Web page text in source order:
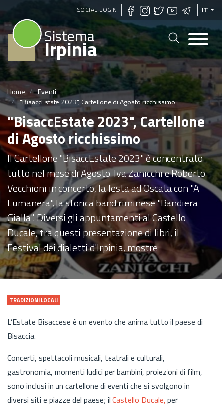
Salta
al
contenuto
principale
SOCIAL LOGIN IT
Sistema
Irpinia
Home
Eventi
"BisaccEstate 2023", Cartellone di Agosto ricchissimo
"BisaccEstate 2023", Cartellone
di Agosto ricchissimo
Il Cartellone "BisaccEstate 2023" è concentrato
tutto nel mese di Agosto. Iva Zanicchi e Roberto
Vecchioni in concerto, la festa ad Oscata con "A
Lumanera", la storica band riminese "Bandiera
Gialla". Diversi gli appuntamenti al Castello
Ducale, tra questi presentazione di libri, il
Festival dei dialetti d'Irpinia, mostre
TRADIZIONI LOCALI
L’Estate Bisaccese è un evento che anima tutto il paese di
Bisaccia.
Concerti, spettacoli musicali, teatrali e culturali,
gastronomia, momenti ludici per bambini, proiezioni di film,
sono inclusi in un cartellone di eventi che si svolgono in
diversi siti e piazze del paese; il Castello Ducale, per